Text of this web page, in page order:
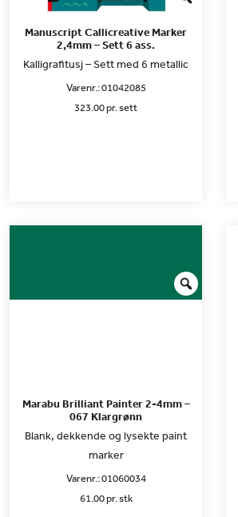
Manuscript Callicreative Marker
2,4mm – Sett 6 ass.
Kalligrafitusj – Sett med 6 metallic
Varenr.:01042085
323.00 pr. sett
Marabu Brilliant Painter 2-4mm –
067 Klargrønn
Blank, dekkende og lysekte paint
marker
Varenr.:01060034
61.00 pr. stk